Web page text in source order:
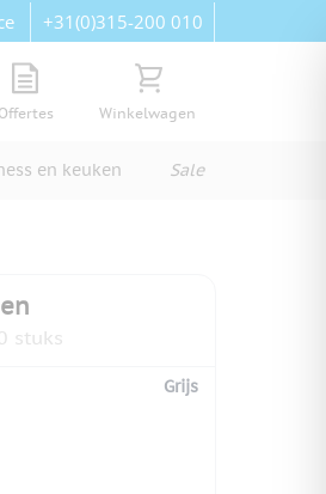
+31(0)315-200 010
View quote, Quote is empty
Offertes
Bekijk winkelwagen,
Winkelwagen
en keuken Sale
stuks
Grijs